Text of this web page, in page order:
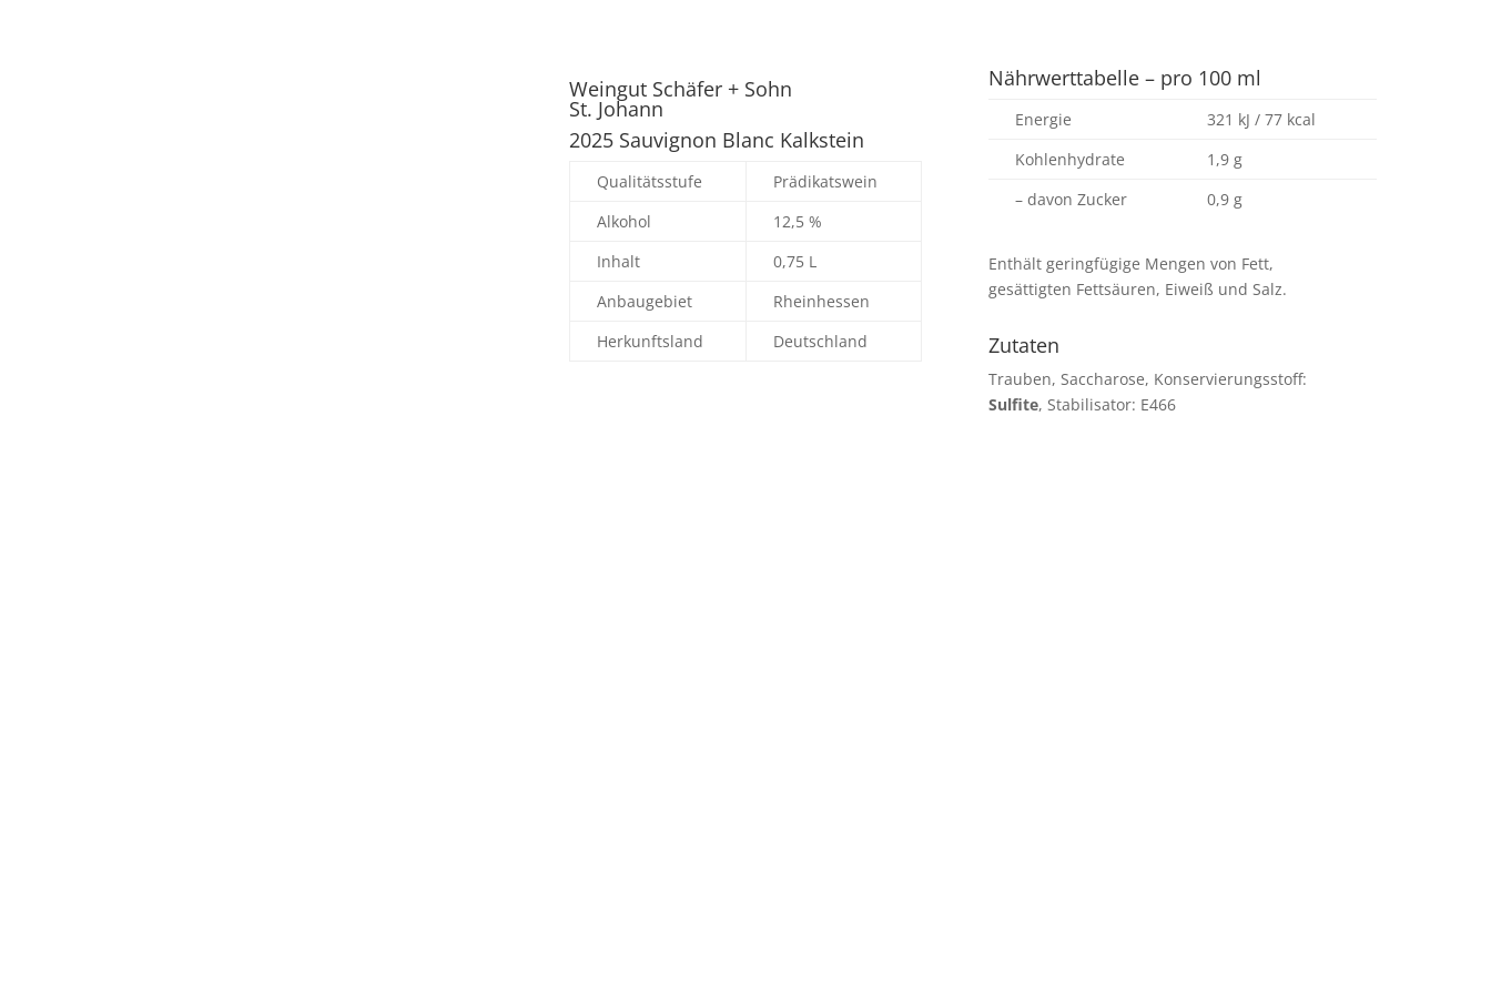
Weingut Schäfer + Sohn
St. Johann
2025 Sauvignon Blanc Kalkstein
Qualitätsstufe
Prädikatswein
Alkohol
12,5 %
Inhalt
0,75 L
Anbaugebiet
Rheinhessen
Herkunftsland
Deutschland
Nährwerttabelle – pro 100 ml
Energie
321 kJ / 77 kcal
Kohlenhydrate
1,9 g
– davon Zucker
0,9 g
Enthält geringfügige Mengen von Fett,
gesättigten Fettsäuren, Eiweiß und Salz.
Zutaten
Trauben, Saccharose, Konservierungsstoff:
Sulfite, Stabilisator: E466